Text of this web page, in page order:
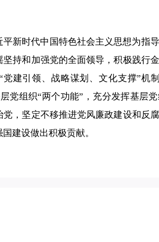
时代中国特色社会主义思想为指
持和加强党的全面领导，积极践行
建引领、战略谋划、文化支撑”机
党组织“两个功能”，充分发挥基层
，坚定不移推进党风廉政建设和反
建设做出积极贡献。